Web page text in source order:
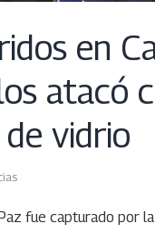
en
atacó
vidrio
fue capturado por